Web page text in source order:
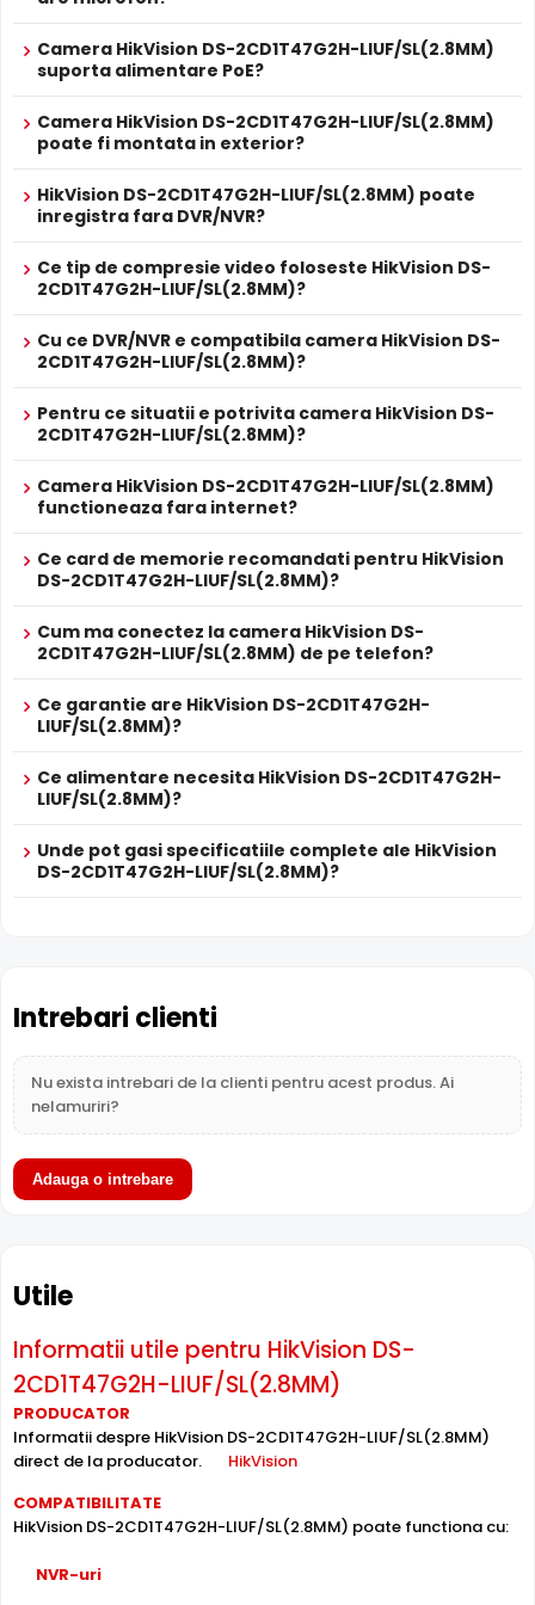
mecanic autoretractabil
timpul noptii acesta este retras pentru a permite luminii IR
sa treaca, imbunatatind vizibilitatea.
Infrarosu Inteligent (Smart IR)
functiaInfrarosu Inteligent(Smart IR), ce regleaza
automat intensitatea iluminatorului in infrarosu in functie
a imaginii la distante mici.
Microfon Incorporat
HikVision DS-2CD1T47G2H-LIUF/SL(2.8MM) dispune de
timp real. Sunetul se sincronizeaza cu imaginea video,
utila pentru verificarea evenimentelor si conversatiilor din
FunctiaTRUE WDR oferita de senzorul de imagine al
camerei HikVision DS-2CD1T47G2H-LIUF/SL(2.8MM),
imaginea de fundal, in zone cu contrast puternic de
iluminare, oferind detalii clare pe intreaga scena.
Cu difuzor incorporat, HikVision DS-2CD1T47G2H-
avertiza intrusii, comunica cu vizitatorii sau emite mesaje
presetate direct prin camera.
Intrari Audio
Camera HikVision DS-2CD1T47G2H-LIUF/SL(2.8MM) are
intrari audio, la care puteti conecta microfoane,
permitand supravegherea audio de la distanta, de pe PC
Alimentare
12V DC / 10.6 W
Sursa de alimentare NU este inclusa
Alimentare
POE
Se poate alimenta printr-un singur cablu UTP/FTP din
NVR sau Switch POE
Prospect
tehnic
HikVision DS-2CD1T47G2H-LIUF/SL(2.8MM)
* Specificatiile tehnice ale produsului HikVision DS-2CD1T47G2H-
LIUF/SL(2.8MM) au caracter informativ.
Camera HikVision DS-2CD1T47G2H-LIUF/SL(2.8MM)
suporta alimentare PoE?
Camera HikVision DS-2CD1T47G2H-LIUF/SL(2.8MM)
poate fi montata in exterior?
HikVision DS-2CD1T47G2H-LIUF/SL(2.8MM) poate
inregistra fara DVR/NVR?
Ce tip de compresie video foloseste HikVision DS-
2CD1T47G2H-LIUF/SL(2.8MM)?
Cu ce DVR/NVR e compatibila camera HikVision DS-
2CD1T47G2H-LIUF/SL(2.8MM)?
Pentru ce situatii e potrivita camera HikVision DS-
2CD1T47G2H-LIUF/SL(2.8MM)?
Camera HikVision DS-2CD1T47G2H-LIUF/SL(2.8MM)
functioneaza fara internet?
Ce card de memorie recomandati pentru HikVision
DS-2CD1T47G2H-LIUF/SL(2.8MM)?
Cum ma conectez la camera HikVision DS-
2CD1T47G2H-LIUF/SL(2.8MM) de pe telefon?
Ce garantie are HikVision DS-2CD1T47G2H-
LIUF/SL(2.8MM)?
Ce alimentare necesita HikVision DS-2CD1T47G2H-
LIUF/SL(2.8MM)?
Unde pot gasi specificatiile complete ale HikVision
DS-2CD1T47G2H-LIUF/SL(2.8MM)?
Intrebari clienti
Nu exista intrebari de la clienti pentru acest produs. Ai
nelamuriri?
Adauga o intrebare
Utile
Informatii utile pentru HikVision DS-
2CD1T47G2H-LIUF/SL(2.8MM)
PRODUCATOR
Informatii despre HikVision DS-2CD1T47G2H-LIUF/SL(2.8MM)
direct de la producator.
HikVision
COMPATIBILITATE
HikVision DS-2CD1T47G2H-LIUF/SL(2.8MM) poate functiona cu:
NVR-uri